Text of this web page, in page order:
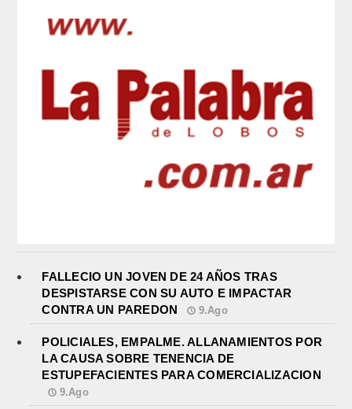
FALLECIO UN JOVEN DE 24 AÑOS TRAS
DESPISTARSE CON SU AUTO E IMPACTAR
CONTRA UN PAREDON
9.Ago
POLICIALES, EMPALME. ALLANAMIENTOS POR
LA CAUSA SOBRE TENENCIA DE
ESTUPEFACIENTES PARA COMERCIALIZACION
9.Ago